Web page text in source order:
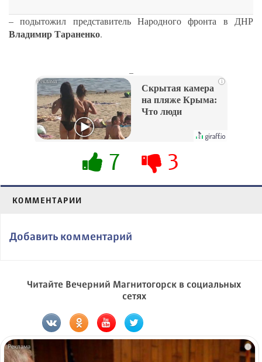
– подытожил представитель Народного фронта в ДНР
Владимир Тараненко.
i
Скрытая камера
на пляже Крыма:
Что люди
их не видят...
7 3
КОММЕНТАРИИ
Добавить комментарий
Читайте Вечерний Магнитогорск в социальных
сетях
i